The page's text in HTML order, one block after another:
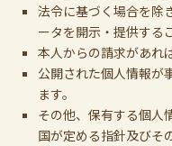
法令に基づく場合を除
ータを開示・提供する
本人からの請求があれ
公開された個人情報が
ます。
その他、保有する個人
国が定める指針及びそ